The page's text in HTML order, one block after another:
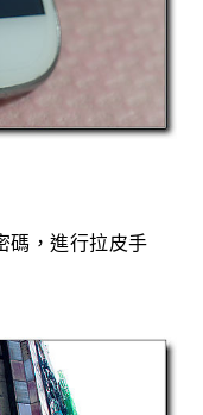
碼，進行拉皮手